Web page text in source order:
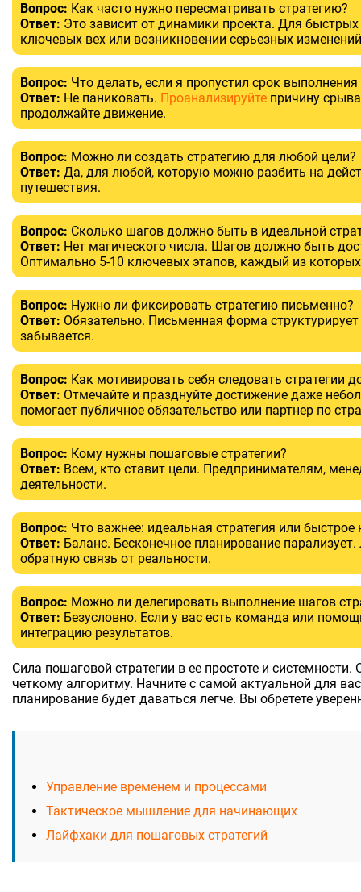
Вопрос: Как часто нужно пересматривать стратегию?
Ответ: Это зависит от динамики проекта. Для
ключевых вех или возникновении серьезных
Вопрос: Что делать, если я пропустил срок
Ответ: Не паниковать. Проанализируйте причину
продолжайте движение.
Вопрос: Можно ли создать стратегию для любой цели?
Ответ: Да, для любой, которую можно разбить на
путешествия.
Вопрос: Сколько шагов должно быть в идеальной
Ответ: Нет магического числа. Шагов должно быть
Оптимально 5-10 ключевых этапов, каждый из
Вопрос: Нужно ли фиксировать стратегию письменно?
Ответ: Обязательно. Письменная форма
забывается.
Вопрос: Как мотивировать себя следовать стратегии
Ответ: Отмечайте и празднуйте достижение даже
помогает публичное обязательство или партнер по
Вопрос: Кому нужны пошаговые стратегии?
Ответ: Всем, кто ставит цели. Предпринимателям,
деятельности.
Вопрос: Что важнее: идеальная стратегия или быстрое
Ответ: Баланс. Бесконечное планирование
обратную связь от реальности.
Вопрос: Можно ли делегировать выполнение шагов
Ответ: Безусловно. Если у вас есть команда или
интеграцию результатов.
Сила пошаговой стратегии в ее простоте и
четкому алгоритму. Начните с самой актуальной для
планирование будет даваться легче. Вы обретете
Управление временем и процессами
Тактическое мышление для начинающих
Лайфхаки для пошаговых стратегий